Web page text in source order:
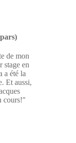
de mon
stage en
a été la
Et aussi,
cours!"